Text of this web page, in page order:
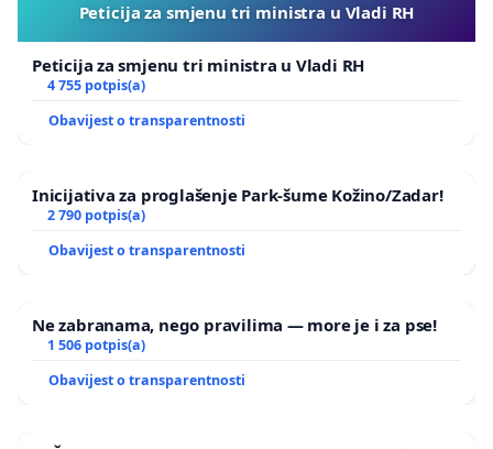
Peticija za smjenu tri ministra u Vladi RH
Peticija za smjenu tri ministra u Vladi RH
4 755 potpis(a)
Obavijest o transparentnosti
Inicijativa za proglašenje Park-šume Kožino/Zadar!
2 790 potpis(a)
Obavijest o transparentnosti
Ne zabranama, nego pravilima — more je i za pse!
1 506 potpis(a)
Obavijest o transparentnosti